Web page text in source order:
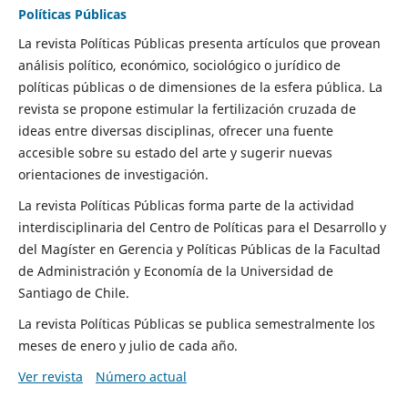
Políticas Públicas
La revista Políticas Públicas presenta artículos que provean
análisis político, económico, sociológico o jurídico de
políticas públicas o de dimensiones de la esfera pública. La
revista se propone estimular la fertilización cruzada de
ideas entre diversas disciplinas, ofrecer una fuente
accesible sobre su estado del arte y sugerir nuevas
orientaciones de investigación.
La revista Políticas Públicas forma parte de la actividad
interdisciplinaria del Centro de Políticas para el Desarrollo y
del Magíster en Gerencia y Políticas Públicas de la Facultad
de Administración y Economía de la Universidad de
Santiago de Chile.
La revista Políticas Públicas se publica semestralmente los
meses de enero y julio de cada año.
Ver revista
Número actual